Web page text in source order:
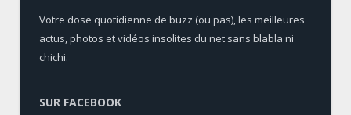
Votre dose quotidienne de buzz (ou pas), les meilleures
actus, photos et vidéos insolites du net sans blabla ni
chichi.
SUR FACEBOOK